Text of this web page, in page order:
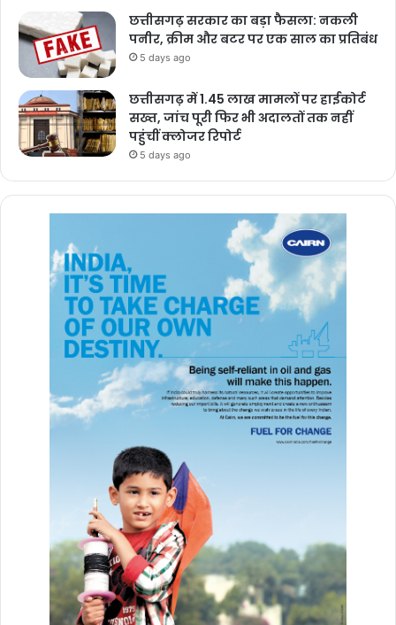
छत्तीसगढ़ सरकार का बड़ा फैसला: नकली
पनीर, क्रीम और बटर पर एक साल का प्रतिबंध
5 days ago
छत्तीसगढ़ में 1.45 लाख मामलों पर हाईकोर्ट
सख्त, जांच पूरी फिर भी अदालतों तक नहीं
पहुंचीं क्लोजर रिपोर्ट
5 days ago